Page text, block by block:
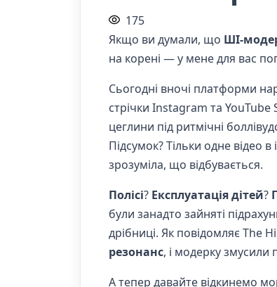
175
Якщо ви думали, що ШІ-
на корені — у мене для вас
Сьогодні вночі платформи
стрічки Instagram та
цеглини під ритмічні
Підсумок? Тільки одне відео в
зрозуміла, що відбувається.
Полісі? Експлуатація дітей?
були занадто зайняті
дрібниці. Як повідомляє The
резонанс, і модерку змусили
А тепер давайте відкинемо